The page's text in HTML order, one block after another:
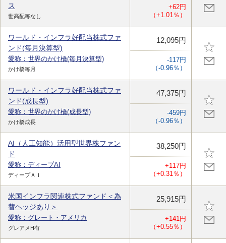
ス
世高配毎なし
+62円
（+1.01％）
ワールド・インフラ好配当株式ファ
ンド(毎月決算型)
愛称：世界のかけ橋(毎月決算型)
かけ橋毎月
12,095円
-117円
（-0.96％）
ワールド・インフラ好配当株式ファ
ンド(成長型)
愛称：世界のかけ橋(成長型)
かけ橋成長
47,375円
-459円
（-0.96％）
AI（人工知能）活用型世界株ファン
ド
愛称：ディープAI
ディープＡＩ
38,250円
+117円
（+0.31％）
米国インフラ関連株式ファンド＜為
替ヘッジあり＞
愛称：グレート・アメリカ
グレアメH有
25,915円
+141円
（+0.55％）